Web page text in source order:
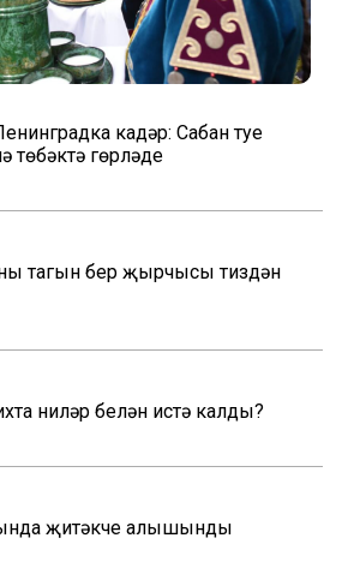
кадәр: Сабан туе
төбәктә гөрләде
тагын бер җырчысы тиздән
ниләр белән истә калды?
җитәкче алышынды